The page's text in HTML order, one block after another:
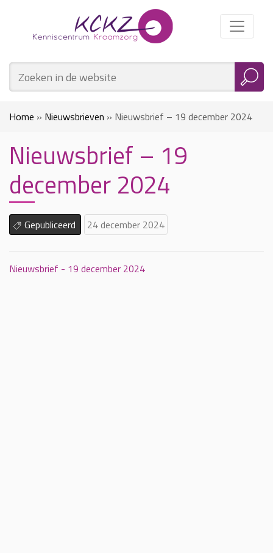
Home » Nieuwsbrieven » Nieuwsbrief – 19 december 2024
Nieuwsbrief – 19
december 2024
Gepubliceerd 24 december 2024
Nieuwsbrief - 19 december 2024